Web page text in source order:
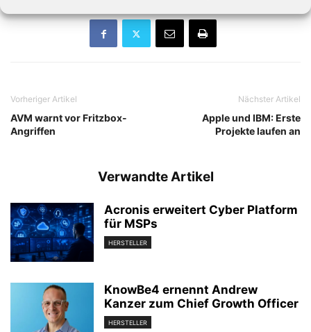
Vorheriger Artikel
AVM warnt vor Fritzbox-
Angriffen
Nächster Artikel
Apple und IBM: Erste
Projekte laufen an
Verwandte Artikel
Acronis erweitert Cyber Platform
für MSPs
HERSTELLER
KnowBe4 ernennt Andrew
Kanzer zum Chief Growth Officer
HERSTELLER